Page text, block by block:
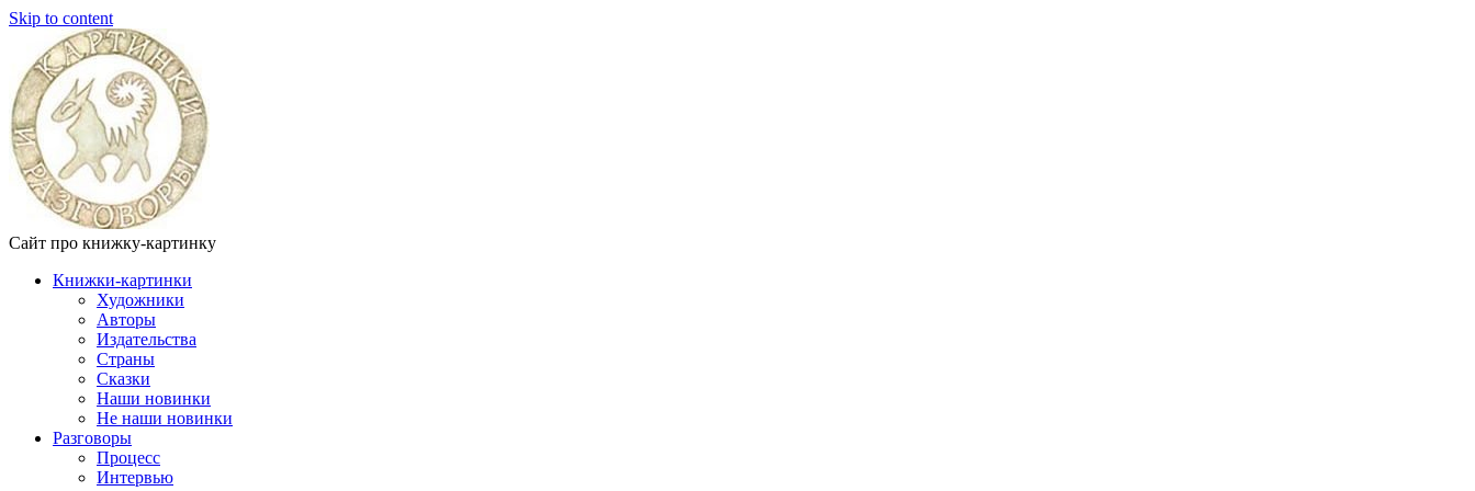
Skip to content
Сайт про книжку-картинку
Книжки-картинки
Художники
Авторы
Издательства
Страны
Сказки
Наши новинки
Не наши новинки
Разговоры
Процесс
Интервью